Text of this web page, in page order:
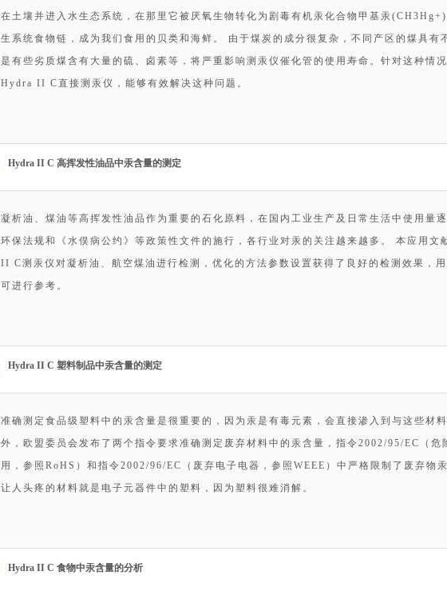
在土壤并进入水生态系统，在那里它被厌氧生物转化为剧毒有机汞化合物甲基汞
生系统食物链，成为我们食用的贝类和海鲜。 由于煤炭的成分很复杂，不同产区的煤具有
是有些劣质煤含有大量的硫、卤素等，将严重影响测汞仪催化管的使用寿命。针对这种情
Hydra II C直接测汞仪，能够有效解决这种问题。
Hydra II C 高挥发性油品中汞含量的测定
凝析油、煤油等高挥发性油品作为重要的石化原料，在国内工业生产及日常生活中使用量
环保法规和《水俣病公约》等政策性文件的施行，各行业对汞的关注越来越多。 本应用文
II C测汞仪对凝析油、航空煤油进行检测，优化的方法参数设置获得了良好的检测效果，
可进行参考。
Hydra II C 塑料制品中汞含量的测定
准确测定食品级塑料中的汞含量是很重要的，因为汞是有毒元素，会直接渗入到与这些材
外，欧盟委员会发布了两个指令要求准确测定废弃材料中的汞含量，指令2002/95/EC（危
用，参照RoHS）和指令2002/96/EC（废弃电子电器，参照WEEE）中严格限制了废弃物
让人头疼的材料就是电子元器件中的塑料，因为塑料很难消解。
Hydra II C 食物中汞含量的分析